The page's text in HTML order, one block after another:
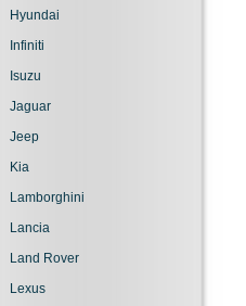
Hyundai
Infiniti
Isuzu
Jaguar
Jeep
Kia
Lamborghini
Lancia
Land Rover
Lexus